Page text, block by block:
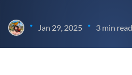
• Jan 29, 2025 • 3 min read